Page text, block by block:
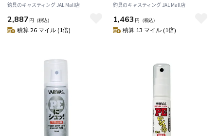
釣具のキャスティング JAL Mall店
2,887 円 （税込）
積算 26 マイル (1倍)
釣具のキャスティング JAL Mall店
1,463 円 （税込）
積算 13 マイル (1倍)